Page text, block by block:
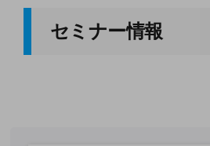
セミナー情報